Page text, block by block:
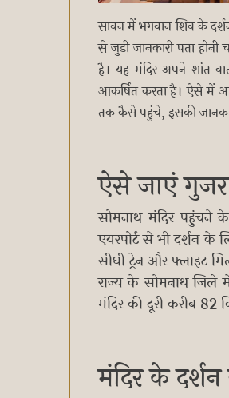
सावन में भगवान शिव के
से जुड़ी जानकारी पता होनी
है। यह मंदिर अपने शांत
आकर्षित करता है। ऐसे में
तक कैसे पहुंचे, इसकी
ऐसे जाएं
सोमनाथ मंदिर पहुंचने
एयरपोर्ट से भी दर्शन
सीधी ट्रेन और फ्लाइट
राज्य के सोमनाथ जिले
मंदिर की दूरी करीब
मंदिर के